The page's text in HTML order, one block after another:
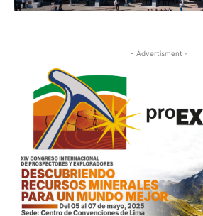
- Advertisment -